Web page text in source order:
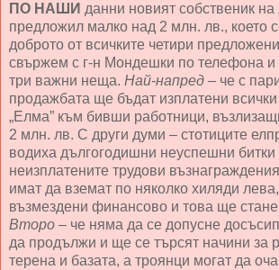
ПО НАШИ данни новият собственик на
предложил малко над 2 млн. лв., което
доброто от всичките четири
свържем с г-н Мондешки по телефона и
три важни неща. Най-напред – че с
продажбата ще бъдат изплатени
„Елма” към бивши работници,
2 млн. лв. С други думи – стотиците
водиха дългогодишни неуспешни битки
неизплатените трудови
имат да вземат по няколко хиляди
възмездени финансово и това ще
Второ – че няма да се допусне
да продължи и ще се търсят начини за
терена и базата, а троянци могат да